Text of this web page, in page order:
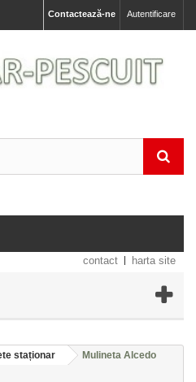
Autentificare
Contactează-ne
contact harta site
staționar
Mulineta Alcedo